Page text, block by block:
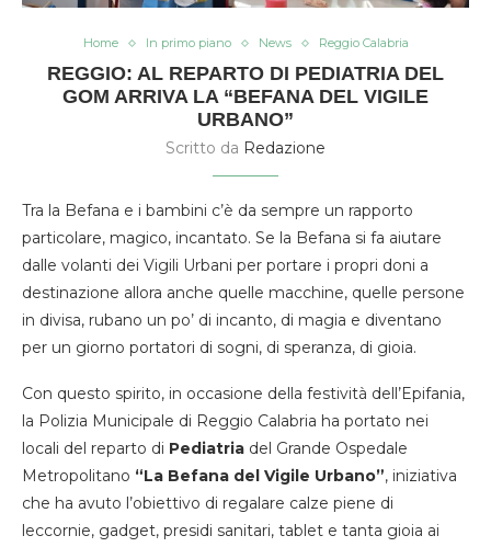
Home In primo piano News Reggio Calabria
REGGIO: AL REPARTO DI PEDIATRIA DEL
GOM ARRIVA LA “BEFANA DEL VIGILE
URBANO”
Scritto da Redazione
Tra la Befana e i bambini c’è da sempre un rapporto
particolare, magico, incantato. Se la Befana si fa aiutare
dalle volanti dei Vigili Urbani per portare i propri doni a
destinazione allora anche quelle macchine, quelle persone
in divisa, rubano un po’ di incanto, di magia e diventano
per un giorno portatori di sogni, di speranza, di gioia.
Con questo spirito, in occasione della festività dell’Epifania,
la Polizia Municipale di Reggio Calabria ha portato nei
locali del reparto di Pediatria del Grande Ospedale
Metropolitano “La Befana del Vigile Urbano”, iniziativa
che ha avuto l’obiettivo di regalare calze piene di
leccornie, gadget, presidi sanitari, tablet e tanta gioia ai